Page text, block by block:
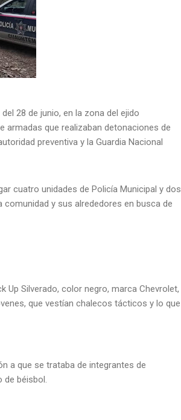
28 de junio, en la zona del ejido
armadas que realizaban detonaciones de
preventiva y la Guardia Nacional
cuatro unidades de Policía Municipal y dos
y sus alrededores en busca de
Silverado, color negro, marca Chevrolet,
que vestían chalecos tácticos y lo que
a que se trataba de integrantes de
béisbol.